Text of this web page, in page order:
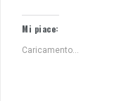
Mi piace:
Caricamento...